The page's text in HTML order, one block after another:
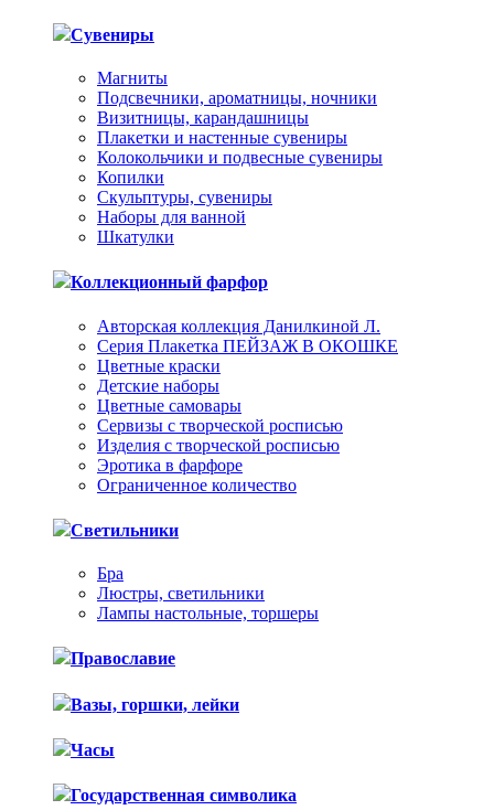
Сувениры
Магниты
Подсвечники, ароматницы, ночники
Визитницы, карандашницы
Плакетки и настенные сувениры
Колокольчики и подвесные сувениры
Копилки
Скульптуры, сувениры
Наборы для ванной
Шкатулки
Коллекционный фарфор
Авторская коллекция Данилкиной Л.
Серия Плакетка ПЕЙЗАЖ В ОКОШКЕ
Цветные краски
Детские наборы
Цветные самовары
Сервизы с творческой росписью
Изделия с творческой росписью
Эротика в фарфоре
Ограниченное количество
Светильники
Бра
Люстры, светильники
Лампы настольные, торшеры
Православие
Вазы, горшки, лейки
Часы
Государственная символика